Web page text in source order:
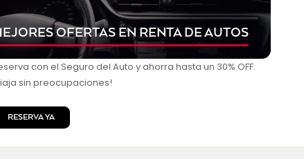
OFERTAS EN RENTA DE AUTOS
con el Seguro del Auto y ahorra hasta un 30% OFF.
sin preocupaciones!
RESERVA YA